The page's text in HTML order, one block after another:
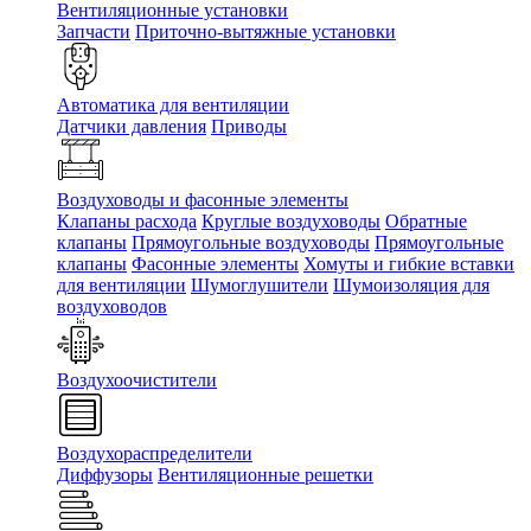
Вентиляционные установки
Запчасти Приточно-вытяжные установки
Автоматика для вентиляции
Датчики давления Приводы
Воздуховоды и фасонные элементы
Клапаны расхода Круглые воздуховоды Обратные
клапаны Прямоугольные воздуховоды Прямоугольные
клапаны Фасонные элементы Хомуты и гибкие вставки
для вентиляции Шумоглушители Шумоизоляция для
воздуховодов
Воздухоочистители
Воздухораспределители
Диффузоры Вентиляционные решетки